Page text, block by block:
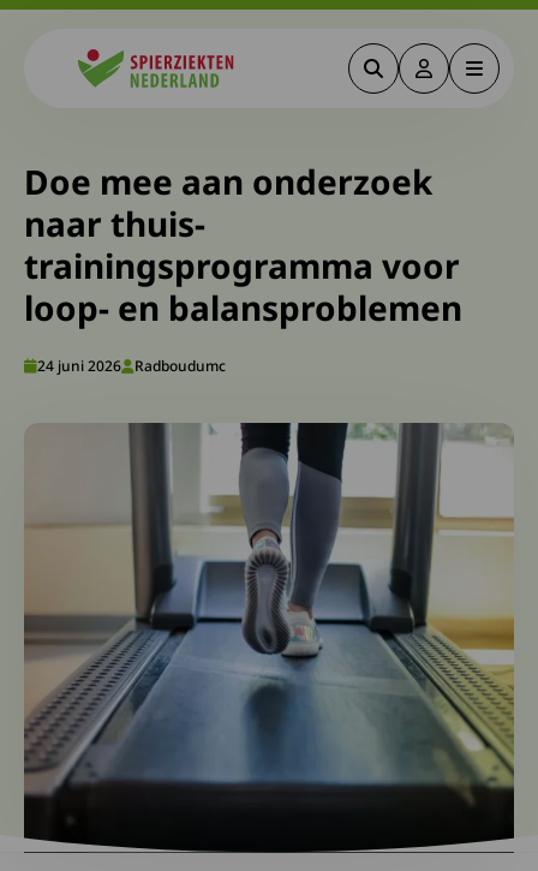
ZoekenDeze link
Menu
Doe mee aan onderzoek
naar thuis-
trainingsprogramma voor
loop- en balansproblemen
24 juni 2026 Radboudumc